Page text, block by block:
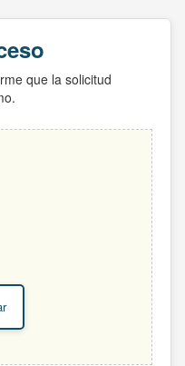
que la solicitud